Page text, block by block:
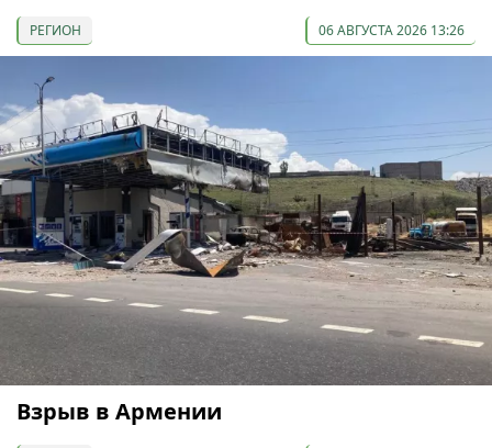
РЕГИОН 06 АВГУСТА 2026 13:26
Взрыв в Армении